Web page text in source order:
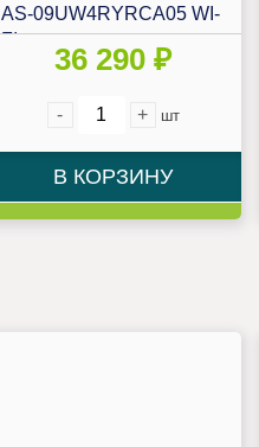
AS-09UW4RYRCA05 WI-
FI
36 290 ₽
- + шт
В КОРЗИНУ